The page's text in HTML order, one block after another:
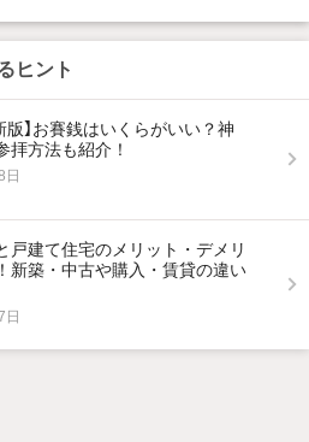
ヒント
版】お賽銭はいくらがいい？神
拝方法も紹介！
戸建て住宅のメリット・デメリ
新築・中古や購入・賃貸の違い
日